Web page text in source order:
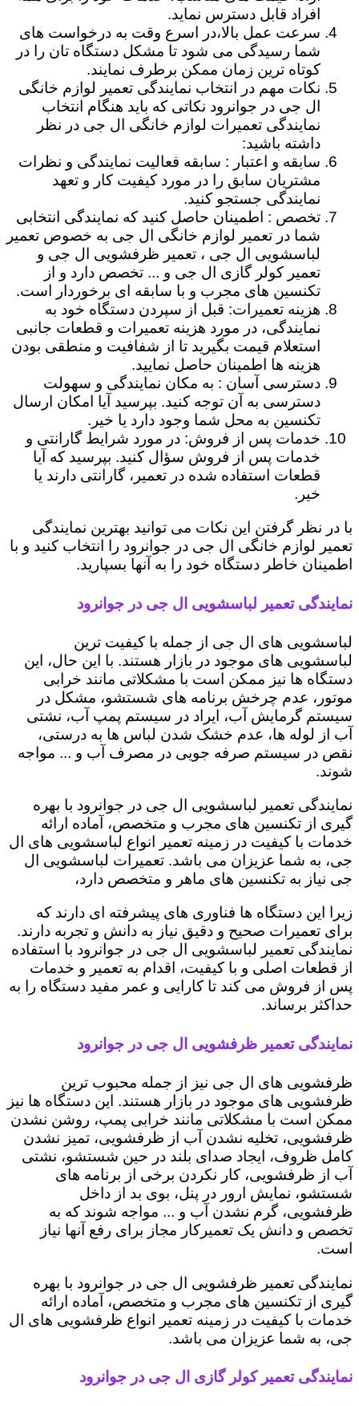
افراد قابل دسترس نماید.
سرعت عمل بالا،در اسرع وقت به درخواست های
شما رسیدگی می شود تا مشکل دستگاه تان را در
کوتاه ترین زمان ممکن برطرف نمایند.
نکات مهم در انتخاب نمایندگی تعمیر لوازم خانگی
ال جی در جوانرود نکاتی که باید هنگام انتخاب
نمایندگی تعمیرات لوازم خانگی ال جی در نظر
داشته باشید:
سابقه و اعتبار : سابقه فعالیت نمایندگی و نظرات
مشتریان سابق را در مورد کیفیت کار و تعهد
نمایندگی جستجو کنید.
تخصص : اطمینان حاصل کنید که نمایندگی انتخابی
شما در تعمیر لوازم خانگی ال جی به خصوص تعمیر
لباسشویی ال جی ، تعمیر ظرفشویی ال جی و
تعمیر کولر گازی ال جی و ... تخصص دارد و از
تکنسین های مجرب و با سابقه ای برخوردار است.
هزینه تعمیرات: قبل از سپردن دستگاه خود به
نمایندگی، در مورد هزینه تعمیرات و قطعات جانبی
استعلام قیمت بگیرید تا از شفافیت و منطقی بودن
هزینه ها اطمینان حاصل نمایید.
دسترسی آسان : به مکان نمایندگی و سهولت
دسترسی به آن توجه کنید. بپرسید آیا امکان ارسال
تکنسین به محل شما وجود دارد یا خیر.
خدمات پس از فروش: در مورد شرایط گارانتی و
خدمات پس از فروش سؤال کنید. بپرسید که آیا
قطعات استفاده شده در تعمیر، گارانتی دارند یا
خیر.
با در نظر گرفتن این نکات می توانید بهترین نمایندگی
تعمیر لوازم خانگی ال جی در جوانرود را انتخاب کنید و با
اطمینان خاطر دستگاه خود را به آنها بسپارید.
نمایندگی تعمیر لباسشویی ال جی در جوانرود
لباسشویی های ال جی از جمله با کیفیت ترین
لباسشویی های موجود در بازار هستند. با این حال، این
دستگاه ها نیز ممکن است با مشکلاتی مانند خرابی
موتور، عدم چرخش برنامه های شستشو، مشکل در
سیستم گرمایش آب، ایراد در سیستم پمپ آب، نشتی
آب از لوله ها، عدم خشک شدن لباس ها به درستی،
نقص در سیستم صرفه جویی در مصرف آب و ... مواجه
شوند.
نمایندگی تعمیر لباسشویی ال جی در جوانرود با بهره
گیری از تکنسین های مجرب و متخصص، آماده ارائه
خدمات با کیفیت در زمینه تعمیر انواع لباسشویی های ال
جی، به شما عزیزان می باشد. تعمیرات لباسشویی ال
جی نیاز به تکنسین های ماهر و متخصص دارد،
زیرا این دستگاه ها فناوری های پیشرفته ای دارند که
برای تعمیرات صحیح و دقیق نیاز به دانش و تجربه دارند.
نمایندگی تعمیر لباسشویی ال جی در جوانرود با استفاده
از قطعات اصلی و با کیفیت، اقدام به تعمیر و خدمات
پس از فروش می کند تا کارایی و عمر مفید دستگاه را به
حداکثر برساند.
نمایندگی تعمیر ظرفشویی ال جی در جوانرود
ظرفشویی های ال جی نیز از جمله محبوب ترین
ظرفشویی های موجود در بازار هستند. این دستگاه ها نیز
ممکن است با مشکلاتی مانند خرابی پمپ، روشن نشدن
ظرفشویی، تخلیه نشدن آب از ظرفشویی، تمیز نشدن
کامل ظروف، ایجاد صدای بلند در حین شستشو، نشتی
آب از ظرفشویی، کار نکردن برخی از برنامه های
شستشو، نمایش ارور در پنل، بوی بد از داخل
ظرفشویی، گرم نشدن آب و ... مواجه شوند که به
تخصص و دانش یک تعمیرکار مجاز برای رفع آنها نیاز
است.
نمایندگی تعمیر ظرفشویی ال جی در جوانرود با بهره
گیری از تکنسین های مجرب و متخصص، آماده ارائه
خدمات با کیفیت در زمینه تعمیر انواع ظرفشویی های ال
جی، به شما عزیزان می باشد.
نمایندگی تعمیر کولر گازی ال جی در جوانرود